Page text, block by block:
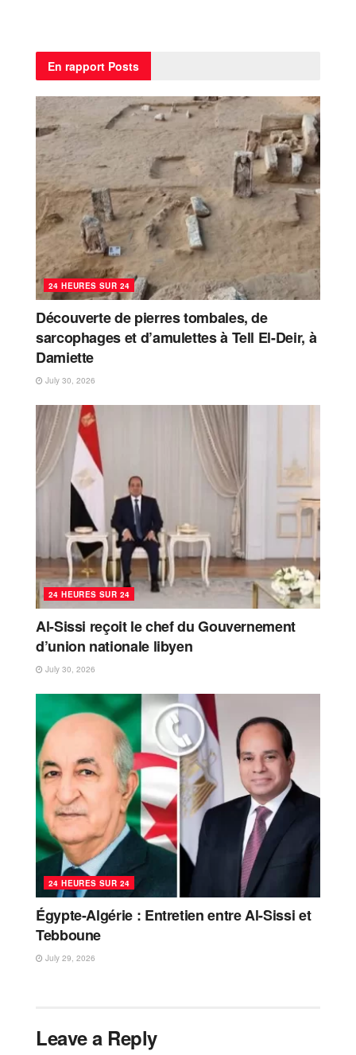
En rapport Posts
24 HEURES SUR 24
Découverte de pierres tombales, de
sarcophages et d’amulettes à Tell El-Deir, à
Damiette
July 30, 2026
24 HEURES SUR 24
Al-Sissi reçoit le chef du Gouvernement
d’union nationale libyen
July 30, 2026
24 HEURES SUR 24
Égypte-Algérie : Entretien entre Al-Sissi et
Tebboune
July 29, 2026
Leave a Reply